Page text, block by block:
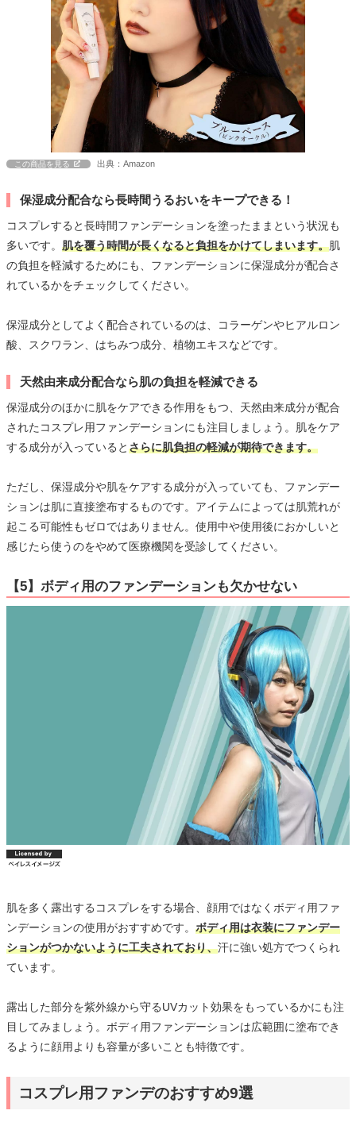
この商品を見る 出典：Amazon
保湿成分配合なら長時間うるおいをキープできる！
コスプレすると長時間ファンデーションを塗ったままという状況も
多いです。 肌を覆う時間が長くなると負担をかけてしまいます。肌
の負担を軽減するためにも、ファンデーションに保湿成分が配合さ
れているかをチェックしてください。
保湿成分としてよく配合されているのは、コラーゲンやヒアルロン
酸、スクワラン、はちみつ成分、植物エキスなどです。
天然由来成分配合なら肌の負担を軽減できる
保湿成分のほかに肌をケアできる作用をもつ、天然由来成分が配合
されたコスプレ用ファンデーションにも注目しましょう。肌をケア
する成分が入っているとさらに肌負担の軽減が期待できます。
ただし、保湿成分や肌をケアする成分が入っていても、ファンデー
ションは肌に直接塗布するものです。アイテムによっては肌荒れが
起こる可能性もゼロではありません。使用中や使用後におかしいと
感じたら使うのをやめて医療機関を受診してください。
【5】ボディ用のファンデーションも欠かせない
肌を多く露出するコスプレをする場合、顔用ではなくボディ用ファ
ンデーションの使用がおすすめです。 ボディ用は衣装にファンデー
ションがつかないように工夫されており、汗に強い処方でつくられ
ています。
露出した部分を紫外線から守るUVカット効果をもっているかにも注
目してみましょう。ボディ用ファンデーションは広範囲に塗布でき
るように顔用よりも容量が多いことも特徴です。
コスプレ用ファンデのおすすめ9選